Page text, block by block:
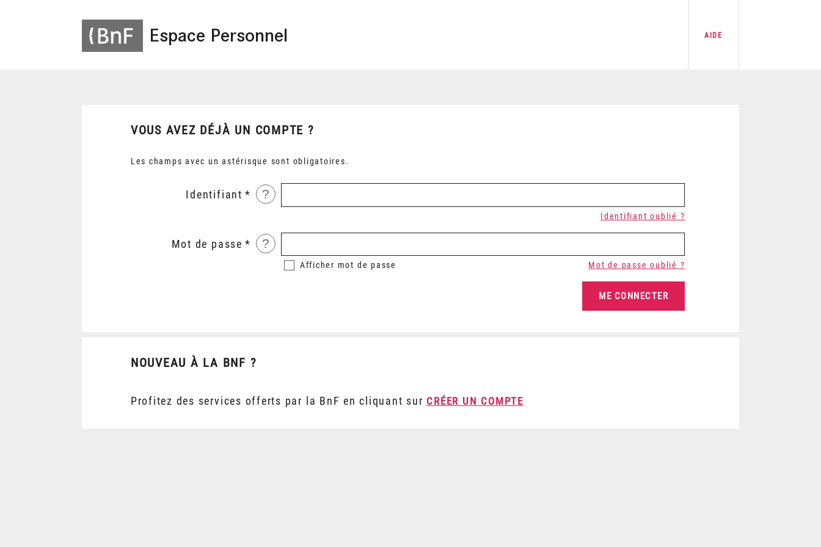
Espace Personnel AIDE
VOUS AVEZ DÉJÀ UN COMPTE ?
Les champs avec un astérisque sont obligatoires.
Identifiant ?
Identifiant oublié ?
Mot de passe ?
Afficher mot de passe Mot de passe oublié ?
NOUVEAU À LA BNF ?
Profitez des services offerts par la BnF en cliquant sur CRÉER UN COMPTE